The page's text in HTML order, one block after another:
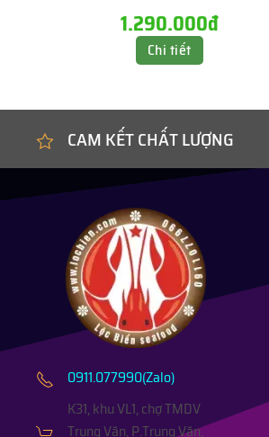
1.290.000đ
Chi tiết
CAM KẾT CHẤT LƯỢNG
0911.077990(Zalo)
K31, khu VL1, chợ TMDV
Trung Văn, P.Trung Văn,